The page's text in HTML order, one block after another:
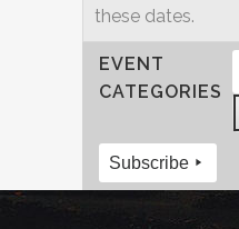
these dates.
EVENT
CATEGORIES
Subscribe